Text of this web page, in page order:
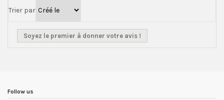
Trier par
Soyez le premier à donner votre avis !
Follow us